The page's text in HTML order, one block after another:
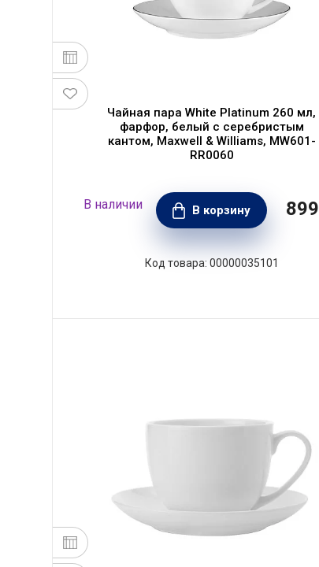
Чайная пара White Platinum 260 мл,
фарфор, белый с серебристым
кантом, Maxwell & Williams, MW601-
RR0060
В корзину 899
00000035101